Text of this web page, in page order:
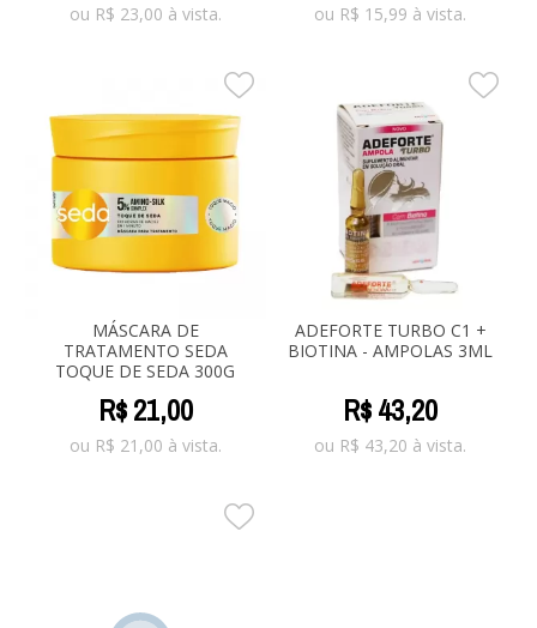
ou R$ 23,00 à vista. ou R$ 15,99 à vista.
MÁSCARA DE
TRATAMENTO SEDA
TOQUE DE SEDA 300G
R$21,00
ou R$ 21,00 à vista.
ADEFORTE TURBO C1 +
BIOTINA - AMPOLAS 3ML
R$43,20
ou R$ 43,20 à vista.